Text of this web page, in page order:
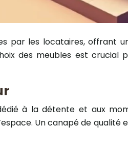
par les locataires, offrant
des meubles est
à la détente et aux
Un canapé de